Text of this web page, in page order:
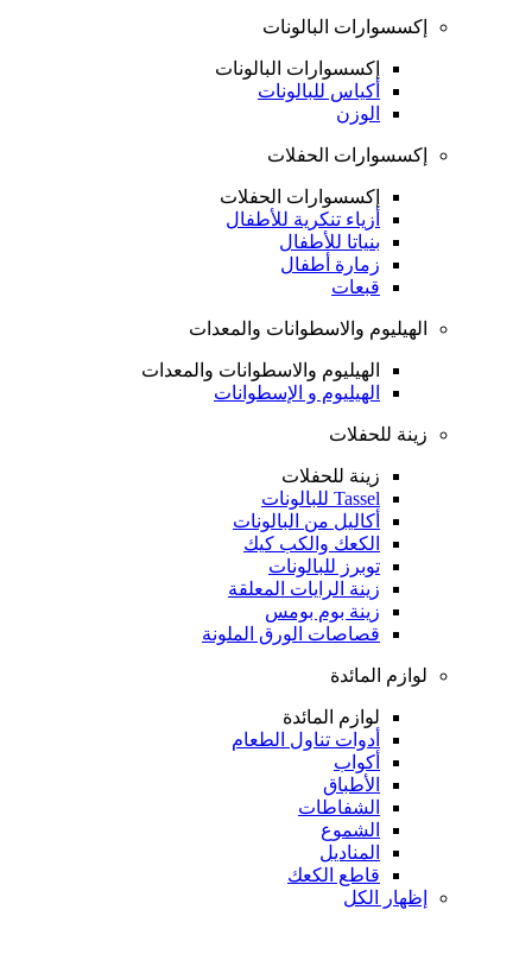
إكسسوارات البالونات
إكسسوارات البالونات
أكياس للبالونات
الوزن
إكسسوارات الحفلات
إكسسوارات الحفلات
أزياء تنكرية للأطفال
بنياتا للأطفال
زمارة أطفال
قبعات
الهيليوم والاسطوانات والمعدات
الهيليوم والاسطوانات والمعدات
الهيليوم و الإسطوانات
زينة للحفلات
زينة للحفلات
Tassel للبالونات
أكاليل من البالونات
الكعك والكب كيك
توبرز للبالونات
زينة الرايات المعلقة
زينة بوم بومس
قصاصات الورق الملونة
لوازم المائدة
لوازم المائدة
أدوات تناول الطعام
أكواب
الأطباق
الشفاطات
الشموع
المناديل
قاطع الكعك
إظهار الكل